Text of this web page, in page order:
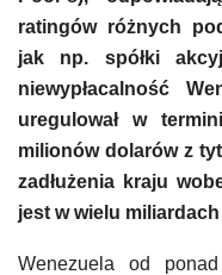
ratingów różnych
jak np. spółki
niewypłacalność
uregulował w
milionów dolarów z
zadłużenia kraju
jest w wielu
Wenezuela od